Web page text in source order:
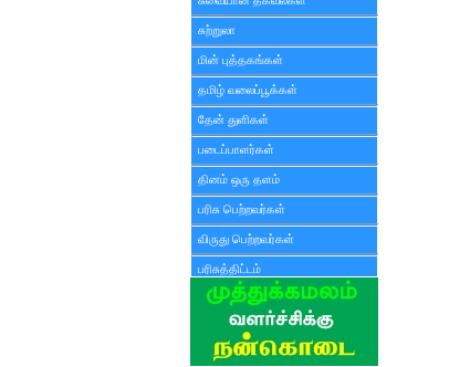
சுற்றுலா
மின் புத்தகங்கள்
தமிழ் வலைப்பூக்கள்
தேன் துளிகள்
படைப்பாளர்கள்
தினம் ஒரு தளம்
பரிசு பெற்றவர்கள்
விருது பெற்றவர்கள்
பரிசுத்திட்டம்